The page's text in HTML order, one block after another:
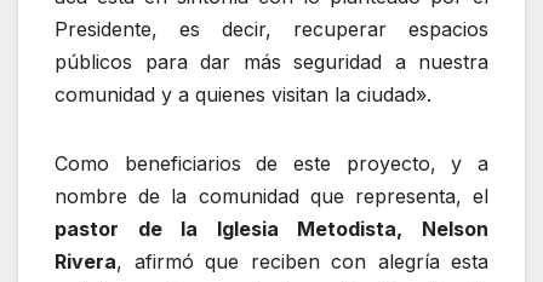
Presidente, es decir, recuperar espacios
públicos para dar más seguridad a nuestra
comunidad y a quienes visitan la ciudad».
Como beneficiarios de este proyecto, y a
nombre de la comunidad que representa, el
pastor de la Iglesia Metodista, Nelson
Rivera, afirmó que reciben con alegría esta